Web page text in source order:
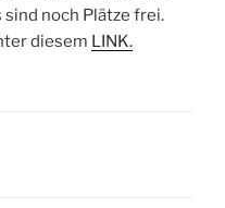
noch Plätze frei.
diesem LINK.